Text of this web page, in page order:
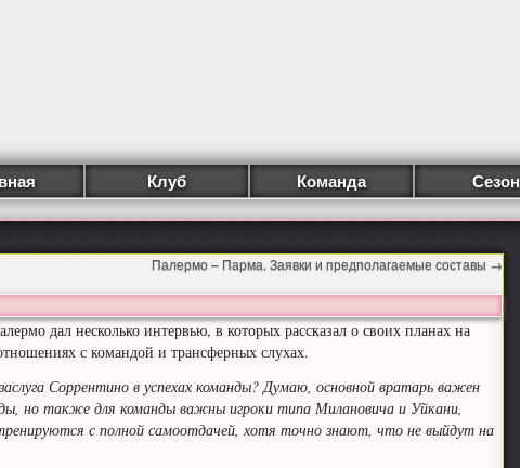
Клуб Команда Сезон
Палермо – Парма. Заявки и предполагаемые составы →
дал несколько интервью, в которых рассказал о своих планах на
с командой и трансферных слухах.
Соррентино в успехах команды? Думаю, основной вратарь важен
но также для команды важны игроки типа Милановича и Уйкани,
с полной самоотдачей, хотя точно знают, что не выйдут на